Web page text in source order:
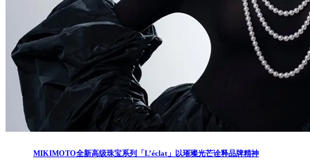
MIKIMOTO全新高级珠宝系列「L’éclat」以璀璨光芒诠释品牌精神